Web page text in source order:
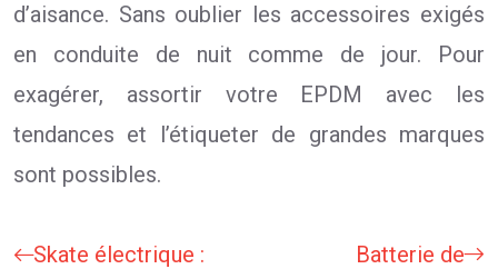
d’aisance. Sans oublier les accessoires exigés
en conduite de nuit comme de jour. Pour
exagérer, assortir votre EPDM avec les
tendances et l’étiqueter de grandes marques
sont possibles.
Skate électrique :
Batterie de